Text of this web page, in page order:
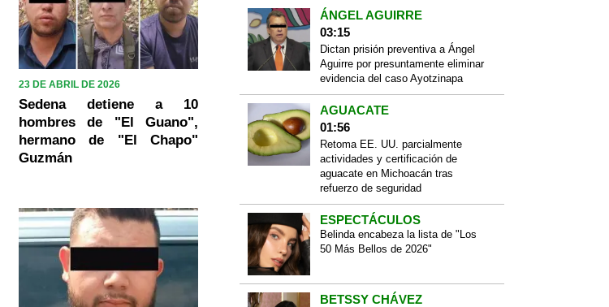
23 DE ABRIL DE 2026
Sedena detiene a 10
hombres de "El Guano",
hermano de "El Chapo"
Guzmán
ÁNGEL AGUIRRE
03:15
Dictan prisión preventiva a Ángel
Aguirre por presuntamente eliminar
evidencia del caso Ayotzinapa
AGUACATE
01:56
Retoma EE. UU. parcialmente
actividades y certificación de
aguacate en Michoacán tras
refuerzo de seguridad
ESPECTÁCULOS
Belinda encabeza la lista de "Los
50 Más Bellos de 2026"
BETSSY CHÁVEZ